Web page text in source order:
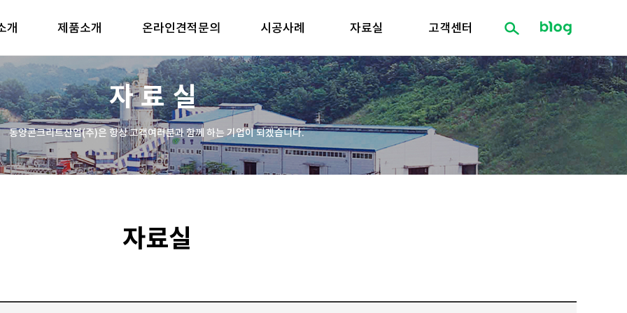
개 제품소개 온라인견적문의 시공사례 자료실 고객센터
자료실
동양콘크리트산업(주)은 항상 고객여러분과 함께 하는 기업이 되겠습니다.
자료실